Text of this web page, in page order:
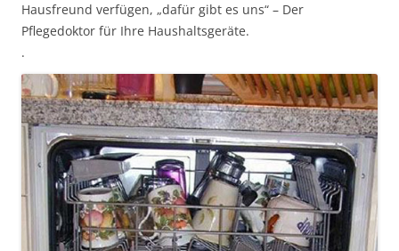
Hausfreund verfügen, „dafür gibt es uns“ – Der
Pflegedoktor für Ihre Haushaltsgeräte.
.